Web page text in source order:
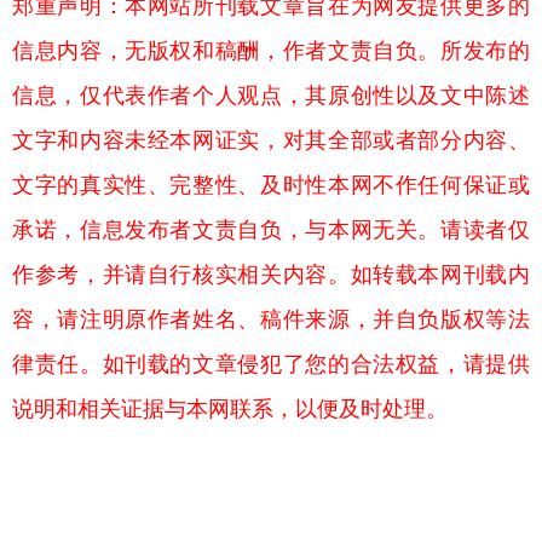
郑重声明：本网站所刊载文章旨在为网友提供更多的
信息内容，无版权和稿酬，作者文责自负。所发布的
信息，仅代表作者个人观点，其原创性以及文中陈述
文字和内容未经本网证实，对其全部或者部分内容、
文字的真实性、完整性、及时性本网不作任何保证或
承诺，信息发布者文责自负，与本网无关。请读者仅
作参考，并请自行核实相关内容。如转载本网刊载内
容，请注明原作者姓名、稿件来源，并自负版权等法
律责任。如刊载的文章侵犯了您的合法权益，请提供
说明和相关证据与本网联系，以便及时处理。